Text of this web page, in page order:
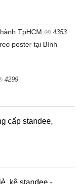
TpHCM
4353
poster tại Bình
4299
cấp standee,
kệ standee -